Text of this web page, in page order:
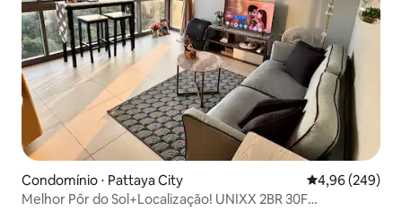
Condomínio ⋅ Pattaya City 4,96 de uma
4,96 (249)
Melhor Pôr do Sol+Localização! UNIXX 2BR 30F